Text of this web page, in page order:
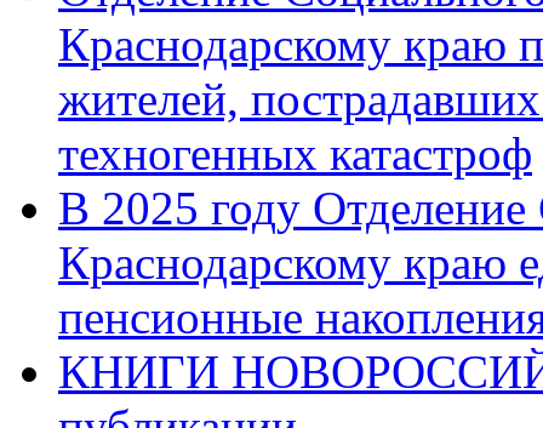
Краснодарскому краю
жителей,
техногенных катастроф
В 2025 году
Краснодарскому краю
пенсионные
КНИГИ